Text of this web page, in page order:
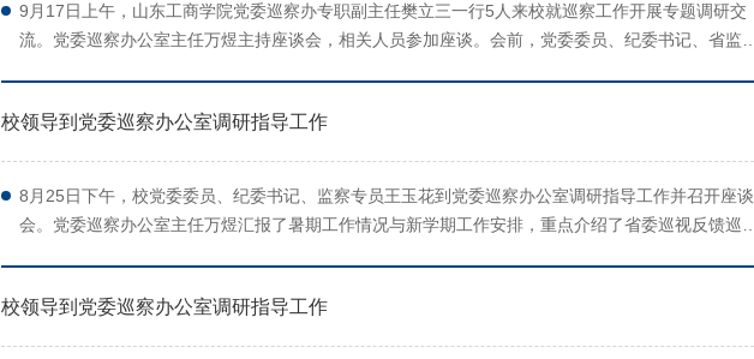
9月17日上午，山东工商学院党委巡察办专职副主任樊立三一行5人来校就巡察工作开展专题调研交
流。党委巡察办公室主任万煜主持座谈会，相关人员参加座谈。会前，党委委员、纪委书记、省监察
校领导到党委巡察办公室调研指导工作
8月25日下午，校党委委员、纪委书记、监察专员王玉花到党委巡察办公室调研指导工作并召开座谈
会。党委巡察办公室主任万煜汇报了暑期工作情况与新学期工作安排，重点介绍了省委巡视反馈巡察
校领导到党委巡察办公室调研指导工作